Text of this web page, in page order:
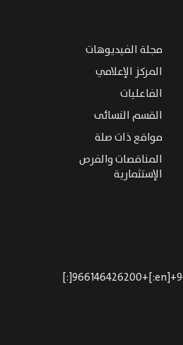
مجلة الفيديوهات
المركز الإعلامي
الفاعليات
القسم النسائى
مواقع ذات صلة
المناقصات والفرص
الإستثمارية